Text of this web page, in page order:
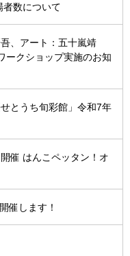
数について
、アート：五十嵐靖
ークショップ実施のお知
とうち旬彩館」令和7年
催 はんこペッタン！オ
催します！